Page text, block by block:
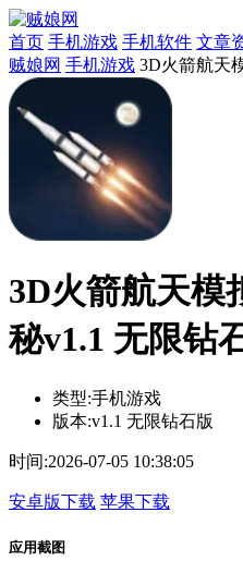
首页 手机游戏 手机软件 文章
贼娘网 手机游戏 3D火箭航天
3D火箭航天模
秘v1.1 无限钻
类型:手机游戏
版本:v1.1 无限钻石版
时间:2026-07-05 10:38:05
安卓版下载 苹果下载
应用截图